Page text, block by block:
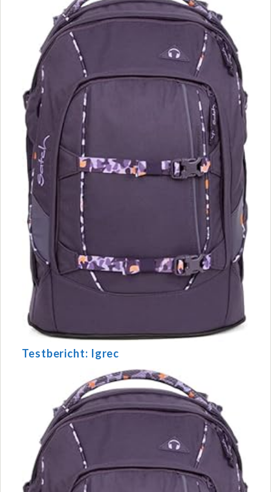
Testbericht: Igrec